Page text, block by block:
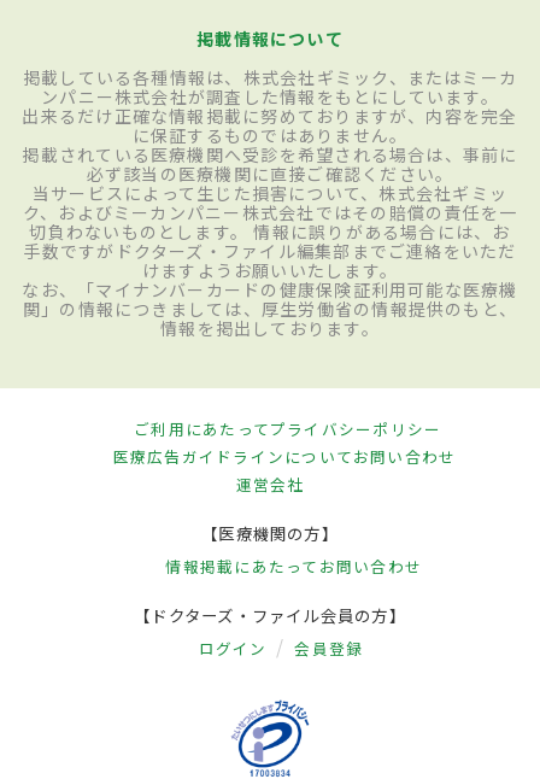
掲載情報について
掲載している各種情報は、株式会社ギミック、またはミーカ
ンパニー株式会社が調査した情報をもとにしています。
出来るだけ正確な情報掲載に努めておりますが、内容を完全
に保証するものではありません。
掲載されている医療機関へ受診を希望される場合は、事前に
必ず該当の医療機関に直接ご確認ください。
当サービスによって生じた損害について、株式会社ギミッ
ク、およびミーカンパニー株式会社ではその賠償の責任を一
切負わないものとします。 情報に誤りがある場合には、お
手数ですがドクターズ・ファイル編集部までご連絡をいただ
けますようお願いいたします。
なお、「マイナンバーカードの健康保険証利用可能な医療機
関」の情報につきましては、厚生労働省の情報提供のもと、
情報を掲出しております。
ご利用にあたってプライバシーポリシー
医療広告ガイドラインについてお問い合わせ
運営会社
【医療機関の方】
情報掲載にあたって お問い合わせ
【ドクターズ・ファイル会員の方】
ログイン 会員登録